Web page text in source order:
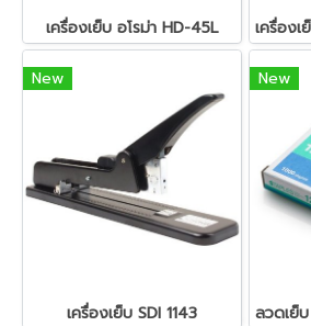
เครื่องเย็บ อโรม่า HD-45L
New
เครื่องเย็บ SDI 1143
New